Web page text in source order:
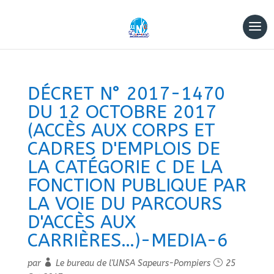
DÉCRET N° 2017-1470
DU 12 OCTOBRE 2017
(ACCÈS AUX CORPS ET
CADRES D'EMPLOIS DE
LA CATÉGORIE C DE LA
FONCTION PUBLIQUE PAR
LA VOIE DU PARCOURS
D'ACCÈS AUX
CARRIÈRES…)-MEDIA-6
par Le bureau de l'UNSA Sapeurs-Pompiers
25